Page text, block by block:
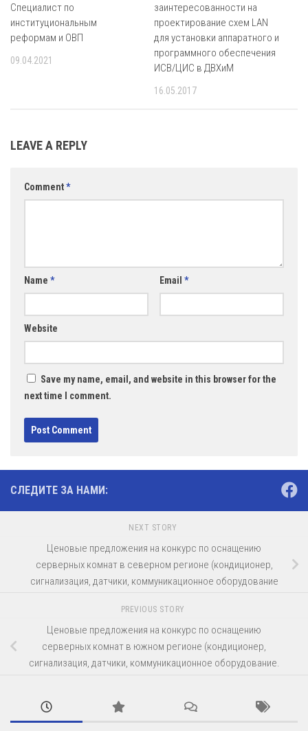
Специалист по
институциональным
реформам и ОВП
09.04.2021
заинтересованности на
проектирование схем LAN
для установки аппаратного и
программного обеспечения
ИСВ/ЦИС в ДВХиМ
16.05.2017
LEAVE A REPLY
Comment*
Name * Email *
Website
Save my name, email, and website in this browser for the
next time I comment.
СЛЕДИТЕ ЗА НАМИ:
NEXT STORY
Ценовые предложения на конкурс по оснащению
серверных комнат в северном регионе (кондиционер,
сигнализация, датчики, коммуникационное оборудование
PREVIOUS STORY
Ценовые предложения на конкурс по оснащению
серверных комнат в южном регионе (кондиционер,
сигнализация, датчики, коммуникационное оборудование.